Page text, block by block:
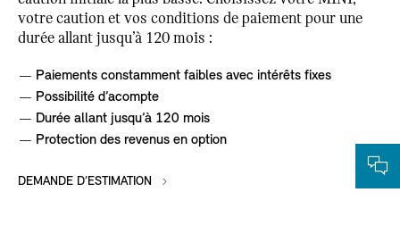
votre caution et vos conditions de paiement pour une
durée allant jusqu’à 120 mois :
Paiements constamment faibles avec intérêts fixes
Possibilité d’acompte
Durée allant jusqu’à 120 mois
Protection des revenus en option
DEMANDE D’ESTIMATION